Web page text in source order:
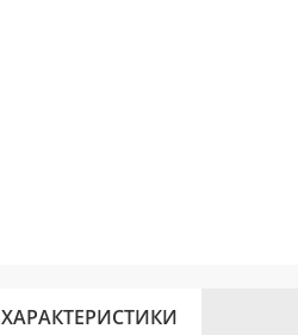
ХАРАКТЕРИСТИКИ